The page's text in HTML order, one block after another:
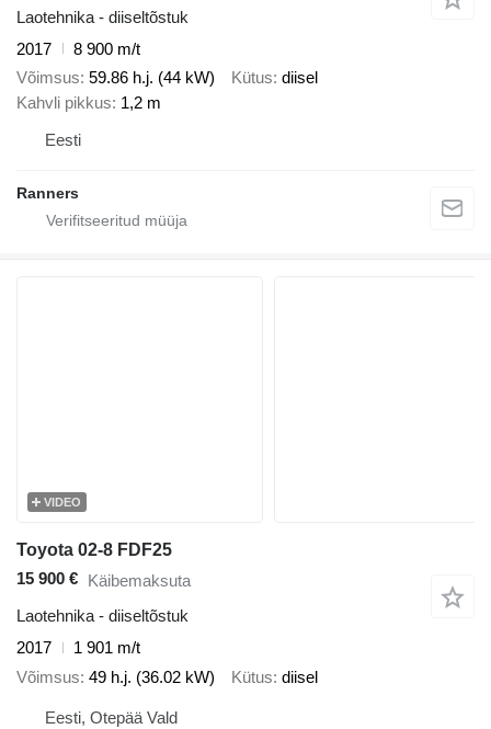
Laotehnika - diiseltõstuk
2017
8 900 m/t
Võimsus 59.86 h.j. (44 kW) Kütus diisel
Kahvli pikkus 1,2 m
Eesti
Ranners
VIDEO
Toyota 02-8 FDF25
15 900 € Käibemaksuta
Laotehnika - diiseltõstuk
2017
1 901 m/t
Võimsus 49 h.j. (36.02 kW) Kütus diisel
Eesti, Otepää Vald